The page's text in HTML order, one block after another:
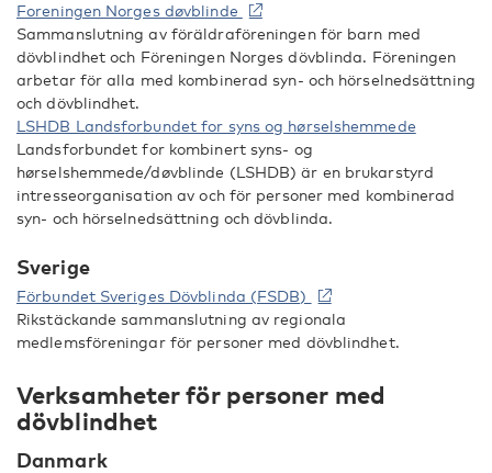
Foreningen Norges døvblinde
Sammanslutning av föräldraföreningen för barn med
dövblindhet och Föreningen Norges dövblinda. Föreningen
arbetar för alla med kombinerad syn- och hörselnedsättning
och dövblindhet.
LSHDB Landsforbundet for syns og hørselshemmede
Landsforbundet for kombinert syns- og
hørselshemmede/døvblinde (LSHDB) är en brukarstyrd
intresseorganisation av och för personer med kombinerad
syn- och hörselnedsättning och dövblinda.
Sverige
Förbundet Sveriges Dövblinda (FSDB)
Rikstäckande sammanslutning av regionala
medlemsföreningar för personer med dövblindhet.
Verksamheter för personer med
dövblindhet
Danmark